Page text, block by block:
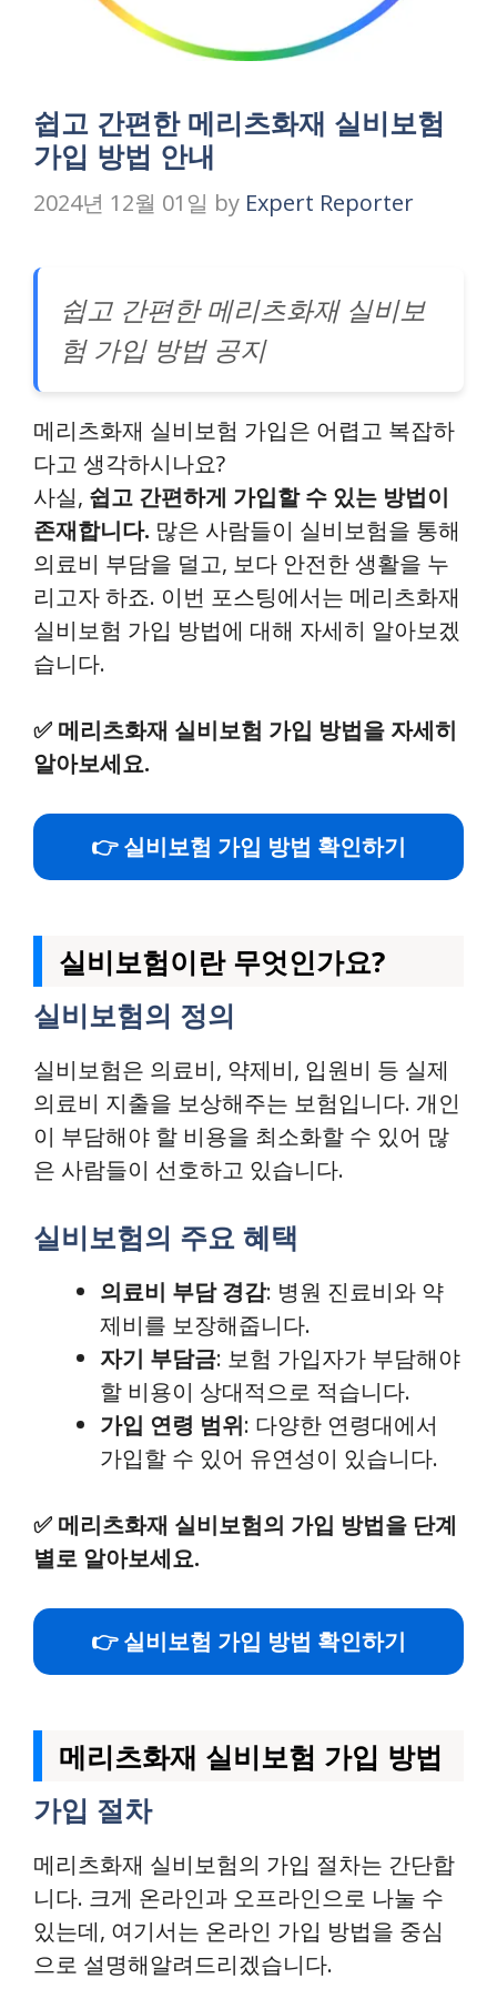
쉽고 간편한 메리츠화재 실비보험
가입 방법 안내
2024년 12월 01일 by Expert Reporter
쉽고 간편한 메리츠화재 실비보
험 가입 방법 공지
메리츠화재 실비보험 가입은 어렵고 복잡하
다고 생각하시나요?
사실, 쉽고 간편하게 가입할 수 있는 방법이
존재합니다. 많은 사람들이 실비보험을 통해
의료비 부담을 덜고, 보다 안전한 생활을 누
리고자 하죠. 이번 포스팅에서는 메리츠화재
실비보험 가입 방법에 대해 자세히 알아보겠
습니다.
✅ 메리츠화재 실비보험 가입 방법을 자세히
알아보세요.
👉 실비보험 가입 방법 확인하기
실비보험이란 무엇인가요?
실비보험의 정의
실비보험은 의료비, 약제비, 입원비 등 실제
의료비 지출을 보상해주는 보험입니다. 개인
이 부담해야 할 비용을 최소화할 수 있어 많
은 사람들이 선호하고 있습니다.
실비보험의 주요 혜택
의료비 부담 경감: 병원 진료비와 약
제비를 보장해줍니다.
자기 부담금: 보험 가입자가 부담해야
할 비용이 상대적으로 적습니다.
가입 연령 범위: 다양한 연령대에서
가입할 수 있어 유연성이 있습니다.
✅ 메리츠화재 실비보험의 가입 방법을 단계
별로 알아보세요.
👉 실비보험 가입 방법 확인하기
메리츠화재 실비보험 가입 방법
가입 절차
메리츠화재 실비보험의 가입 절차는 간단합
니다. 크게 온라인과 오프라인으로 나눌 수
있는데, 여기서는 온라인 가입 방법을 중심
으로 설명해알려드리겠습니다.